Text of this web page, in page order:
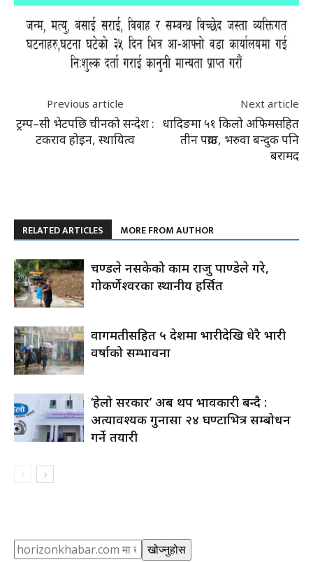
Previous article
ट्रम्प–सी भेटपछि चीनको सन्देश :
टकराव होइन, स्थायित्व
Next article
धादिङमा ५१ किलो अफिमसहित
तीन पक्राउ, भरुवा बन्दुक पनि
बरामद
RELATED ARTICLES MORE FROM AUTHOR
प्रचण्डले नसकेको काम राजु पाण्डेले गरे,
गोकर्णेश्वरका स्थानीय हर्सित
वागमतीसहित ५ प्रदेशमा भारीदेखि धेरै भारी
वर्षाको सम्भावना
‘हेलो सरकार’ अब थप प्रभावकारी बन्दै :
अत्यावश्यक गुनासा २४ घण्टाभित्र सम्बोधन
गर्ने तयारी
Search खोज्नुहोस